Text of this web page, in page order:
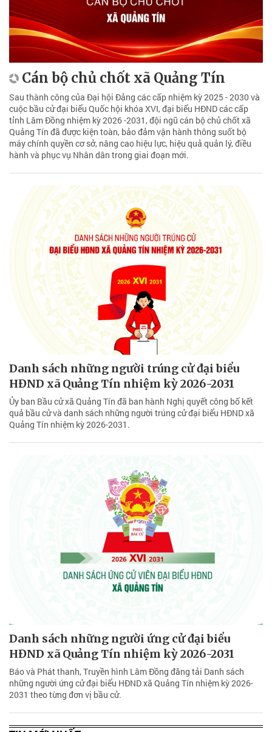
Cán bộ chủ chốt xã Quảng Tín
Sau thành công của Đại hội Đảng các cấp nhiệm kỳ 2025 - 2030 và
cuộc bầu cử đại biểu Quốc hội khóa XVI, đại biểu HĐND các cấp
tỉnh Lâm Đồng nhiệm kỳ 2026 -2031, đội ngũ cán bộ chủ chốt xã
Quảng Tín đã được kiện toàn, bảo đảm vận hành thông suốt bộ
máy chính quyền cơ sở, nâng cao hiệu lực, hiệu quả quản lý, điều
hành và phục vụ Nhân dân trong giai đoạn mới.
Danh sách những người trúng cử đại biểu
HĐND xã Quảng Tín nhiệm kỳ 2026-2031
Ủy ban Bầu cử xã Quảng Tín đã ban hành Nghị quyết công bố kết
quả bầu cử và danh sách những người trúng cử đại biểu HĐND xã
Quảng Tín nhiệm kỳ 2026-2031.
Danh sách những người ứng cử đại biểu
HĐND xã Quảng Tín nhiệm kỳ 2026-2031
Báo và Phát thanh, Truyền hình Lâm Đồng đăng tải Danh sách
những người ứng cử đại biểu HĐND xã Quảng Tín nhiệm kỳ 2026-
2031 theo từng đơn vị bầu cử.